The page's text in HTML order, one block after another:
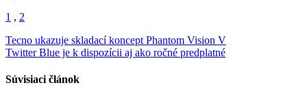
1 , 2
Navigácia
v
článku
Tecno ukazuje skladací koncept Phantom Vision V
Twitter Blue je k dispozícii aj ako ročné predplatné
Súvisiaci článok